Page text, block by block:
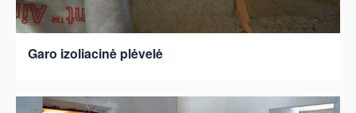
Garo izoliacinė plėvelė